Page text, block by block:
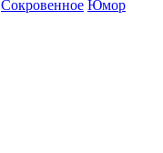
Сокровенное Юмор